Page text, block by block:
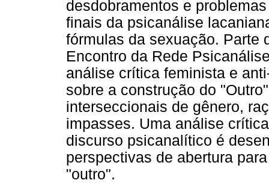
desdobramentos e
finais da psicanálise
fórmulas da sexuação. Parte
Encontro da Rede
análise crítica feminista e
sobre a construção do
interseccionais de gênero,
impasses. Uma análise
discurso psicanalítico é
perspectivas de abertura
"outro".